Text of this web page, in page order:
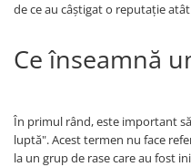
de ce au câștigat o reputație
Ce înseamnă
În primul rând, este important
luptă". Acest termen nu face
la un grup de rase care au fost